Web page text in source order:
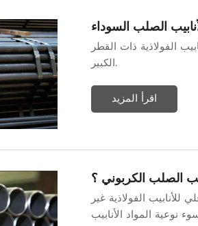
الصلب السوداء
الفولاذية ذات القطر
الكبير.
اقرأ المزيد
الصلب الكربوني ؟
الفولاذية غير
المواد الأنابيب